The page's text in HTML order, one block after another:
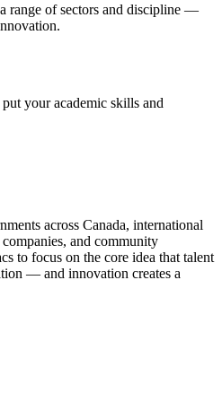
range of sectors and discipline —
your academic skills and
across Canada, international
and community
to focus on the core idea that talent
— and innovation creates a